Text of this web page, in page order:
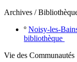
Archives /
º Noisy-les-
bibliothèque
Vie des Communautés